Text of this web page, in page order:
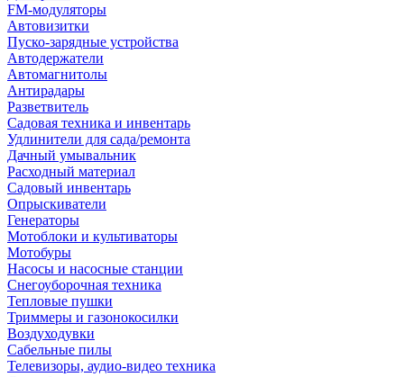
FM-модуляторы
Автовизитки
Пуско-зарядные устройства
Автодержатели
Автомагнитолы
Антирадары
Разветвитель
Садовая техника и инвентарь
Удлинители для сада/ремонта
Дачный умывальник
Расходный материал
Садовый инвентарь
Опрыскиватели
Генераторы
Мотоблоки и культиваторы
Мотобуры
Насосы и насосные станции
Снегоуборочная техника
Тепловые пушки
Триммеры и газонокосилки
Воздуходувки
Сабельные пилы
Телевизоры, аудио-видео техника